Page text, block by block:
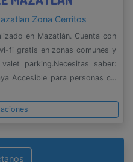
Zona Cerritos
en Mazatlán. Cuenta con
fi gratis en zonas comunes y
parking.Necesitas saber:
Accesible para personas c...